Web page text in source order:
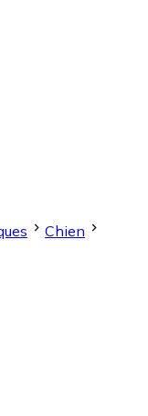
Chien